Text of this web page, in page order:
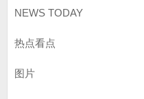
NEWS TODAY
热点看点
图片